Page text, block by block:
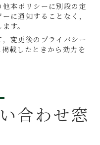
本ポリシーに別段の定
に通知することなく，
す。
変更後のプライバシー
載したときから効力を
合わせ窓